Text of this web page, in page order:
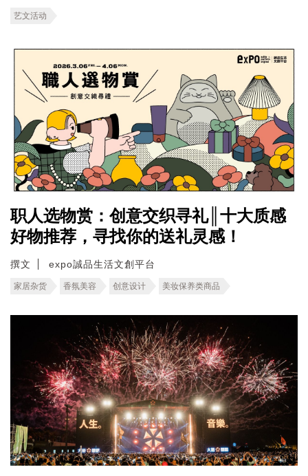
艺文活动
职人选物赏：创意交织寻礼║十大质感
好物推荐，寻找你的送礼灵感！
撰文 expo誠品生活文創平台
家居杂货 香氛美容 创意设计 美妆保养类商品